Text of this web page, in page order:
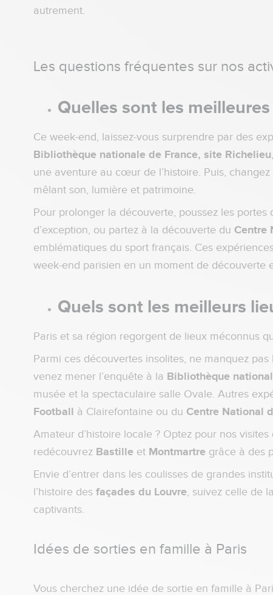
autrement.
Les questions fréquentes sur nos
Quelles sont les
Ce week-end, laissez-vous surprendre par des
Bibliothèque nationale de France, site Richelieu
une aventure au cœur de l’histoire. Puis,
mêlant son, lumière et patrimoine.
Pour prolonger la découverte, poussez les portes
d’exception, ou partez à la découverte du Centre
emblématiques du sport français. Ces
week-end parisien en un moment de découverte
Quels sont les meilleurs
Paris et sa région regorgent de lieux méconnus
Parmi ces découvertes insolites, ne manquez pas
venez mener l’enquête à la Bibliothèque
musée et la spectaculaire salle Ovale. Autres
Football à Clairefontaine ou du Centre National
Amateur d’histoire locale ? Optez pour nos
redécouvrez Bastille et Montmartre grâce à des
Envie d’entrer dans les coulisses de grandes
l’histoire des façades du Louvre, suivez celle de la
captivants.
Idées de sorties en famille à Paris
Vous cherchez une idée de sortie en famille à